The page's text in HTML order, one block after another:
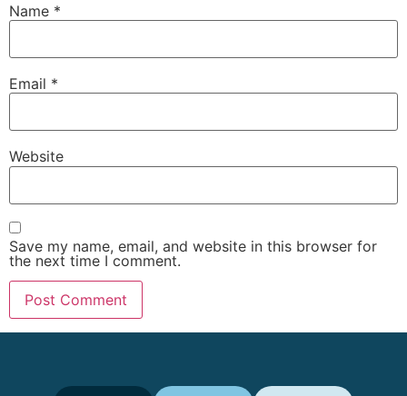
Name *
Email *
Website
Save my name, email, and website in this browser for
the next time I comment.